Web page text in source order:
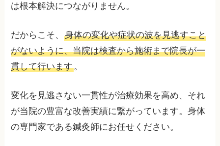
は根本解決につながりません。
だからこそ、身体の変化や症状の波を見逃すこと
がないように、当院は検査から施術まで院長が一
貫して行います。
変化を見逃さない一貫性が治療効果を高め、それ
が当院の豊富な改善実績に繋がっています。身体
の専門家である鍼灸師にお任せください。